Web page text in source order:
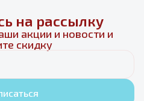
на рассылку
акции и новости и
скидку